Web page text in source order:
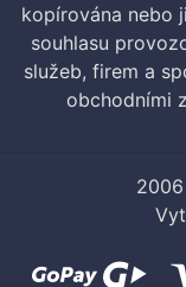
kopírována nebo
souhlasu
služeb, firem a
obchodními
2006